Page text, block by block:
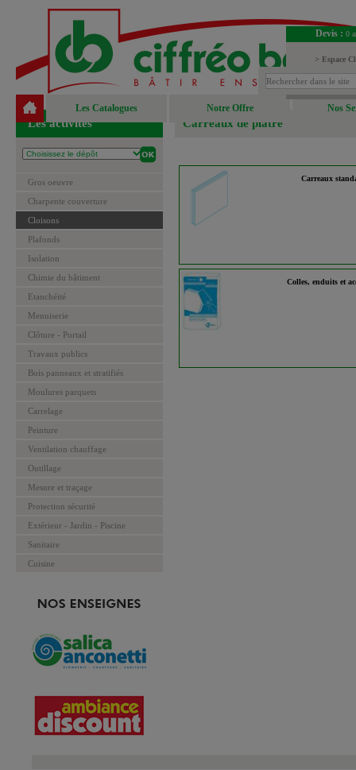
Devis : 0
> Espace
> Espace
Les Catalogues Notre Offre Nos
Les activités
Gros oeuvre
Charpente couverture
Cloisons
Plafonds
Isolation
Chimie du bâtiment
Etanchéité
Menuiserie
Clôture - Portail
Travaux publics
Bois panneaux et stratifiés
Moulures parquets
Carrelage
Peinture
Ventilation chauffage
Outillage
Mesure et traçage
Protection sécurité
Extérieur - Jardin - Piscine
Sanitaire
Cuisine
Carreaux de plâtre
Carreaux
Colles, enduits et